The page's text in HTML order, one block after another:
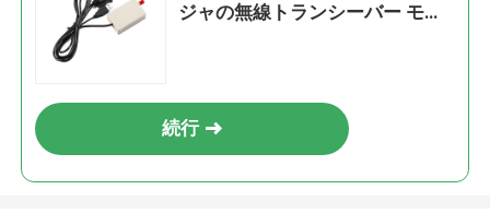
ジャの無線トランシーバー モジ
続行